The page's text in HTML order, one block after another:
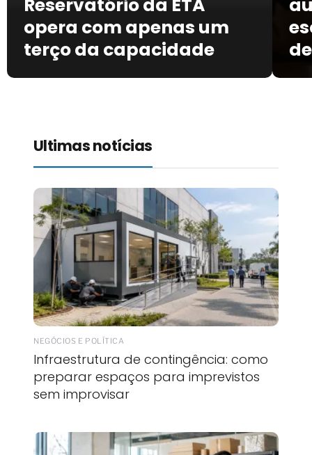
Reservatório da ETA
opera com apenas um
terço da capacidade
Ultimas notícias
NEGÓCIOS E POLÍTICA
Infraestrutura de contingência: como
preparar espaços para imprevistos
sem improvisar